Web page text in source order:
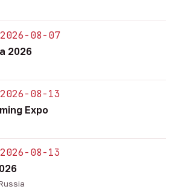
08-07
2026
08-13
Expo
08-13